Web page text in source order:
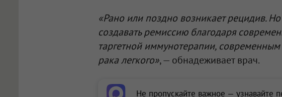
«Рано или поздно возникает рецидив.
создавать ремиссию благодаря
таргетной иммунотерапии,
рака легкого», — обнадеживает врач.
Не пропускайте важное — узнавайте